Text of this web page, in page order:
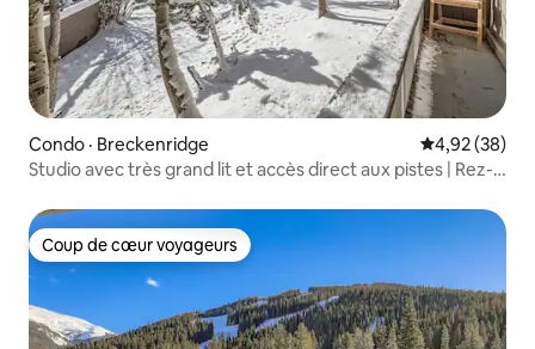
Condo · Breckenridge Note
4,92 (38)
Studio avec très grand lit et accès direct aux pistes | Rez-
Coup de cœur voyageurs
Coup de cœur voyageurs